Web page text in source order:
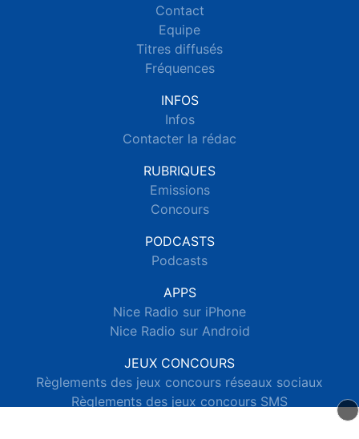
Contact
Equipe
Titres diffusés
Fréquences
INFOS
Infos
Contacter la rédac
RUBRIQUES
Emissions
Concours
PODCASTS
Podcasts
APPS
Nice Radio sur iPhone
Nice Radio sur Android
JEUX CONCOURS
Règlements des jeux concours réseaux sociaux
Règlements des jeux concours SMS